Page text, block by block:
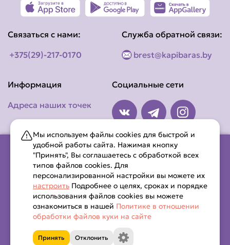
Мы используем файлы cookies для быстрой и
удобной работы сайта. Нажимая кнопку
"Принять", Вы соглашаетесь с обработкой всех
типов файлов cookies. Для
персонализированной настройки вы можете их
настроить Подробнее о целях, сроках и порядке
использования файлов cookies вы можете
ознакомиться в нашей Политике в отношении
обработки файлов куки на сайте
Принять Отклонить
Связаться с нами:
+375(29)-217-0170
Служба обратной связи:
brest@kapibaras.by
Информация
Адреса наших точек
Социальные сети
ООО «Амилас Фуд» (УНП 291914498)
Республика Беларусь, Брестская область, Ленинский район,
г. Брест, ул. Катин Бор, дом 107Б, оф. ком.2 (офис 9Т).
Свидетельство о гос. регистрации №291914498 выдано
Капибара © 2026